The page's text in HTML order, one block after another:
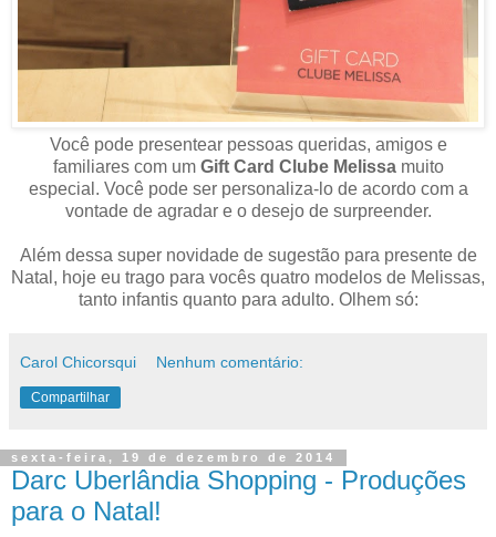
Você pode presentear pessoas queridas, amigos e
familiares com um Gift Card Clube Melissamuito
especial. Vocêpode ser personaliza-lo de acordo com a
vontade de agradar e o desejo de surpreender.
Além dessa super novidade de sugestãopara presente de
Natal, hoje eu trago para vocês quatro modelos de Melissas,
tanto infantis quanto para adulto. Olhem só:
Carol Chicorsqui Nenhum comentário:
Compartilhar
sexta-feira, 19 de dezembro de 2014
Darc Uberlândia Shopping - Produções
para o Natal!